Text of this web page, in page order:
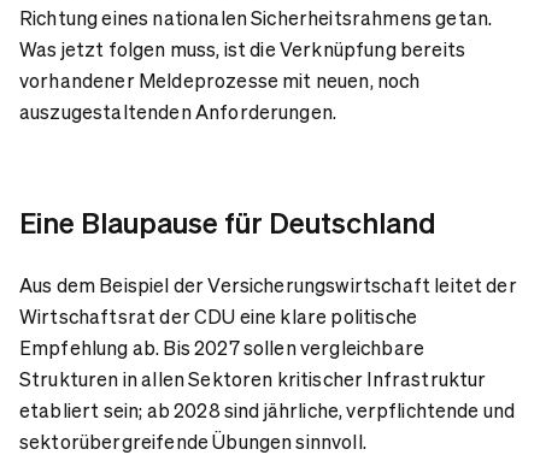
Richtung eines nationalen Sicherheitsrahmens getan.
Was jetzt folgen muss, ist die Verknüpfung bereits
vorhandener Meldeprozesse mit neuen, noch
auszugestaltenden Anforderungen.
Eine Blaupause für Deutschland
Aus dem Beispiel der Versicherungswirtschaft leitet der
Wirtschaftsrat der CDU eine klare politische
Empfehlung ab. Bis 2027 sollen vergleichbare
Strukturen in allen Sektoren kritischer Infrastruktur
etabliert sein; ab 2028 sind jährliche, verpflichtende und
sektorübergreifende Übungen sinnvoll.